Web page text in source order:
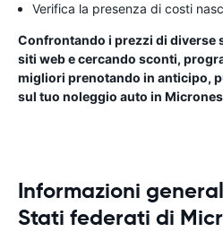
Verifica la presenza di costi
Confrontando i prezzi di diverse
siti web e cercando sconti,
migliori prenotando in anticipo,
sul tuo noleggio auto in
Informazioni
Stati federati di